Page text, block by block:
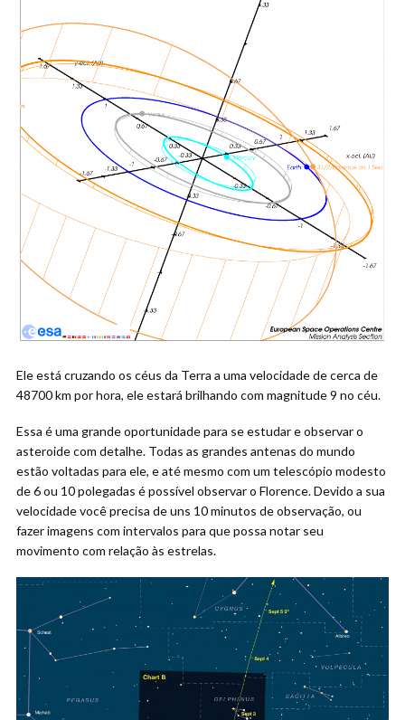
Ele está cruzando os céus da Terra a uma velocidade de cerca de
48700 km por hora, ele estará brilhando com magnitude 9 no céu.
Essa é uma grande oportunidade para se estudar e observar o
asteroide com detalhe. Todas as grandes antenas do mundo
estão voltadas para ele, e até mesmo com um telescópio modesto
de 6 ou 10 polegadas é possível observar o Florence. Devido a sua
velocidade você precisa de uns 10 minutos de observação, ou
fazer imagens com intervalos para que possa notar seu
movimento com relação às estrelas.